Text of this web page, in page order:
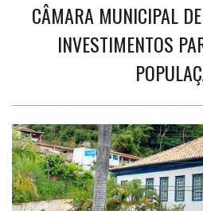
CÂMARA MUNICIPAL
INVESTIMENTOS